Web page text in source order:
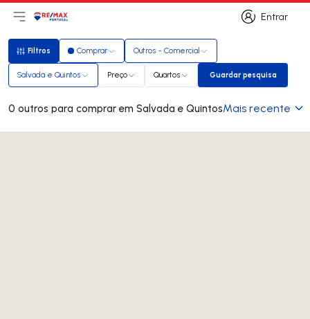
Entrar
Entrar
Abri menu principal
LogoIr para página inicial
Filtros
Filtros Comprar Outros - Comercial
Salvada e Quintos Preço Quartos Guardar pesquisa
Guardar pesquisa
0 outros para comprar em Salvada e QuintosMais recente